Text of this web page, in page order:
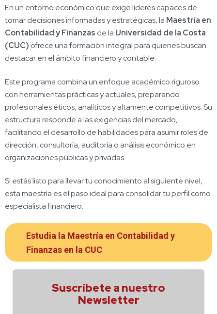
En un entorno económico que exige líderes capaces de
tomar decisiones informadas y estratégicas, la Maestría en
Contabilidad y Finanzas de la Universidad de la Costa
(CUC) ofrece una formación integral para quienes buscan
destacar en el ámbito financiero y contable.
Este programa combina un enfoque académico riguroso
con herramientas prácticas y actuales, preparando
profesionales éticos, analíticos y altamente competitivos. Su
estructura responde a las exigencias del mercado,
facilitando el desarrollo de habilidades para asumir roles de
dirección, consultoría, auditoría o análisis económico en
organizaciones públicas y privadas.
Si estás listo para llevar tu conocimiento al siguiente nivel,
esta maestría es el paso ideal para consolidar tu perfil como
especialista financiero.
Estudia la Maestría en Contabilidad y
Finanzas en la CUC